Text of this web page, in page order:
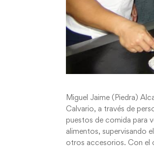
Miguel Jaime (Piedra)
Calvario, a través de
puestos de comida para
alimentos, supervisando
otros accesorios. Con el